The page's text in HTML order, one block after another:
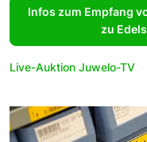
Infos zum Empfang
zu
Live-Auktion Juwelo-TV